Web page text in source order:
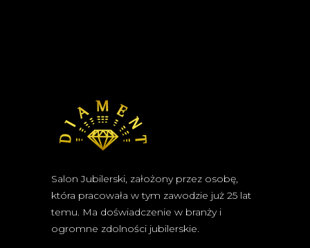
Salon Jubilerski, założony przez osobę,
która pracowała w tym zawodzie już 25 lat
temu. Ma doświadczenie w branży i
ogromne zdolności jubilerskie.